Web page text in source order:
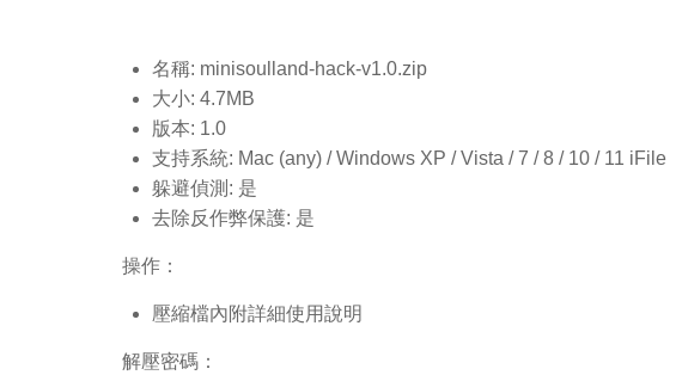
名稱: minisoulland-hack-v1.0.zip
大小: 4.7MB
版本: 1.0
支持系統: Mac (any) / Windows XP / Vista / 7 / 8 / 10 / 11 iFile
躲避偵測: 是
去除反作弊保護: 是
操作：
壓縮檔內附詳細使用說明
解壓密碼：